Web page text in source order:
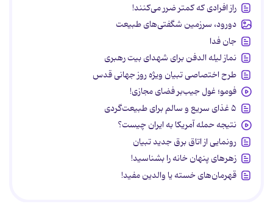
راز افرادی که کمتر ضرر می‌کنند!
دورود، سرزمین شگفتی‌های طبیعت
جان فدا
نماز لیله الدفن برای شهدای بیت رهبری
طرح اختصاصی تبیان ویژه روز جهانی قدس
فومو؛ غول جیب‌بر فضای مجازی!
۵ غذای سریع و سالم برای طبیعت‌گردی
نتیجه حمله آمریکا به ایران چیست؟
رونمایی از اتاق برق جدید تبیان
زهرهای پنهان خانه را بشناسید!
قهرمان‌های خسته یا والدین مفید!